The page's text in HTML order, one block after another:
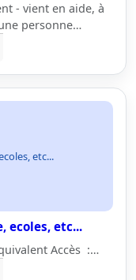
- vient en aide, à
personne…
etc...
ecoles, etc...
Accès :…